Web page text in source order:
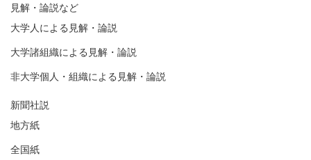
見解・論説など
大学人による見解・論説
大学諸組織による見解・論説
非大学個人・組織による見解・論説
新聞社説
地方紙
全国紙